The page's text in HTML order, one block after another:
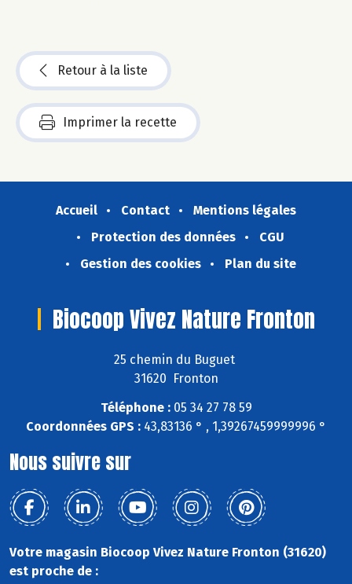
Retour à la liste
Imprimer la recette
Accueil Contact
Mentions légales
Protection des données
CGU
Gestion des cookies
Plan du site
Biocoop Vivez Nature Fronton
25 chemin du Buguet
31620 Fronton
Téléphone :05 34 27 78 59
Coordonnées GPS : 43,83136 ° , 1,39267459999996 °
Nous suivre sur
Votre magasin Biocoop Vivez Nature Fronton (31620)
est proche de :